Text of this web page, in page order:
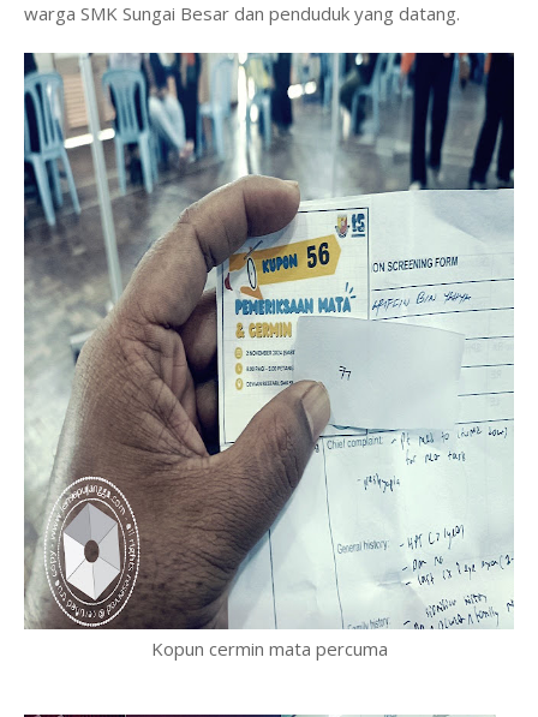
warga SMK Sungai Besar dan penduduk yang datang.
Kopun cermin mata percuma